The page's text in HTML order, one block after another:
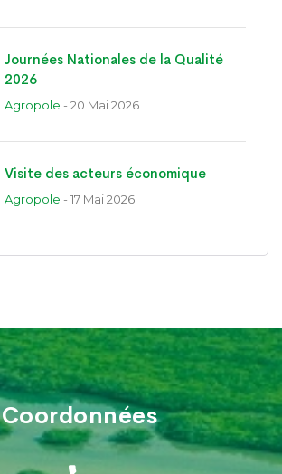
Journées Nationales de la Qualité
2026
Agropole - 20 Mai 2026
Visite des acteurs économique
Agropole - 17 Mai 2026
Coordonnées